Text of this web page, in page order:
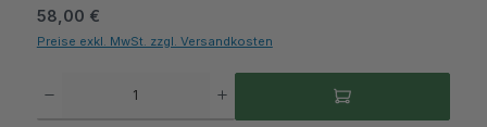
Regulärer Preis:
58,00 €
Preise exkl. MwSt. zzgl. Versandkosten